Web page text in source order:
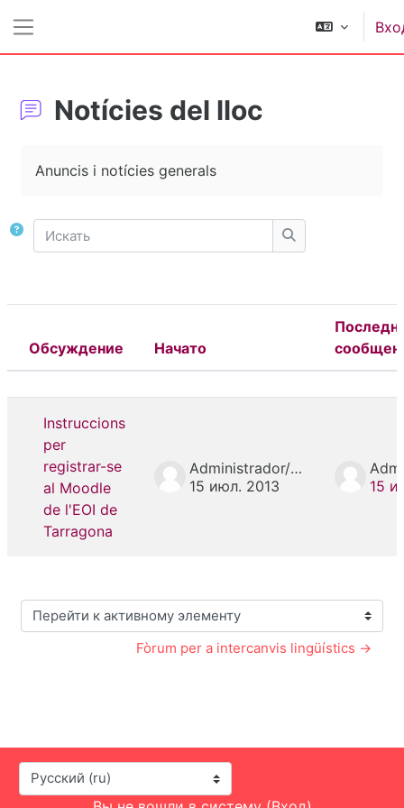
Notícies del lloc
Anuncis i notícies generals
Искать
Искать
Статус
Обсуждение Начато
Instruccions
per
registrar-se
al Moodle
de l'EOI de
Tarragona
Administrador/a e3006940
15 июл. 2013
15
Перейти к активному элементу
Fòrum per a intercanvis lingüístics →
Язык